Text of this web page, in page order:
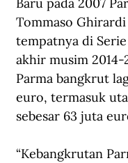
Tommaso
tempatnya di
akhir musim 2014-
Parma bangkrut
euro, termasuk
sebesar 63 juta
“Kebangkrutan